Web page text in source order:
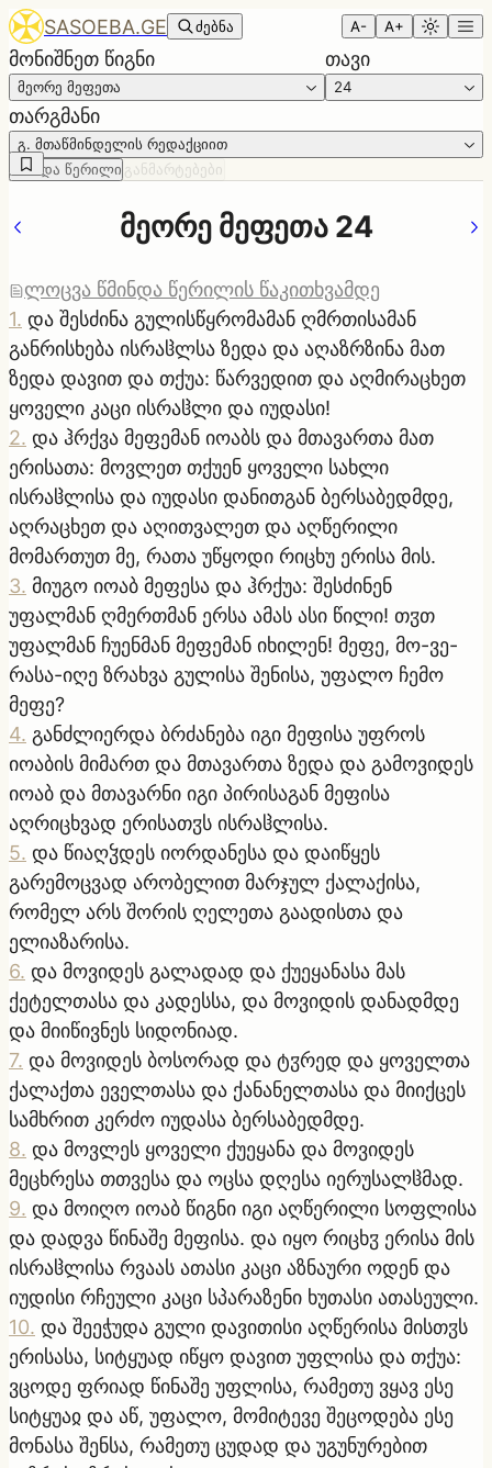
SASOEBA.GE ძებნა A- A+
მონიშნეთ წიგნი
მეორე მეფეთა
თავი
24
თარგმანი
გ. მთაწმინდელის რედაქციით
წმინდა წერილი განმარტებები
მეორე მეფეთა 24
ლოცვა წმინდა წერილის წაკითხვამდე
1. და შესძინა გულისწყრომამან ღმრთისამან
განრისხება ისრაჱლსა ზედა და აღაზრზინა მათ
ზედა დავით და თქუა: წარვედით და აღმირაცხეთ
ყოველი კაცი ისრაჱლი და იუდასი!
2. და ჰრქვა მეფემან იოაბს და მთავართა მათ
ერისათა: მოვლეთ თქუენ ყოველი სახლი
ისრაჱლისა და იუდასი დანითგან ბერსაბედმდე,
აღრაცხეთ და აღითვალეთ და აღწერილი
მომართუთ მე, რათა უწყოდი რიცხუ ერისა მის.
3. მიუგო იოაბ მეფესა და ჰრქუა: შესძინენ
უფალმან ღმერთმან ერსა ამას ასი წილი! თჳთ
უფალმან ჩუენმან მეფემან იხილენ! მეფე, მო-ვე-
რასა-იღე ზრახვა გულისა შენისა, უფალო ჩემო
მეფე?
4. განძლიერდა ბრძანება იგი მეფისა უფროს
იოაბის მიმართ და მთავართა ზედა და გამოვიდეს
იოაბ და მთავარნი იგი პირისაგან მეფისა
აღრიცხვად ერისათჳს ისრაჱლისა.
5. და წიაღჴდეს იორდანესა და დაიწყეს
გარემოცვად არობელით მარჯულ ქალაქისა,
რომელ არს შორის ღელეთა გაადისთა და
ელიაზარისა.
6. და მოვიდეს გალადად და ქუეყანასა მას
ქეტელთასა და კადესსა, და მოვიდის დანადმდე
და მიიწივნეს სიდონიად.
7. და მოვიდეს ბოსორად და ტჳრედ და ყოველთა
ქალაქთა ეველთასა და ქანანელთასა და მიიქცეს
სამხრით კერძო იუდასა ბერსაბედმდე.
8. და მოვლეს ყოველი ქუეყანა და მოვიდეს
მეცხრესა თთვესა და ოცსა დღესა იერუსალჱმად.
9. და მოიღო იოაბ წიგნი იგი აღწერილი სოფლისა
და დადვა წინაშე მეფისა. და იყო რიცხჳ ერისა მის
ისრაჱლისა რვაას ათასი კაცი აზნაური ოდენ და
იუდისი რჩეული კაცი სპარაზენი ხუთასი ათასეული.
10. და შეეჭუდა გული დავითისი აღწერისა მისთჳს
ერისასა, სიტყუად იწყო დავით უფლისა და თქუა:
ვცოდე ფრიად წინაშე უფლისა, რამეთუ ვყავ ესე
სიტყუაჲ და აწ, უფალო, მომიტევე შეცოდება ესე
მონასა შენსა, რამეთუ ცუდად და უგუნურებით